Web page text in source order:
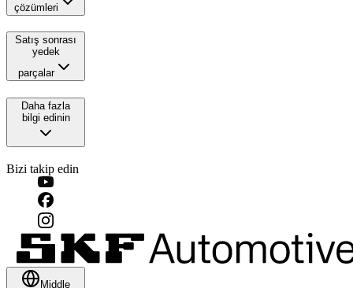
çözümleri
Satış sonrası
yedek
parçalar
Daha fazla
bilgi edinin
Bizi takip edin
Middle